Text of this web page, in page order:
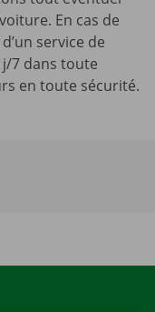
En cas de
service de
7 dans toute
en toute sécurité.